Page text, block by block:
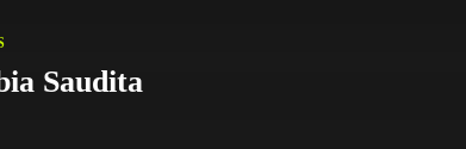
Saudita